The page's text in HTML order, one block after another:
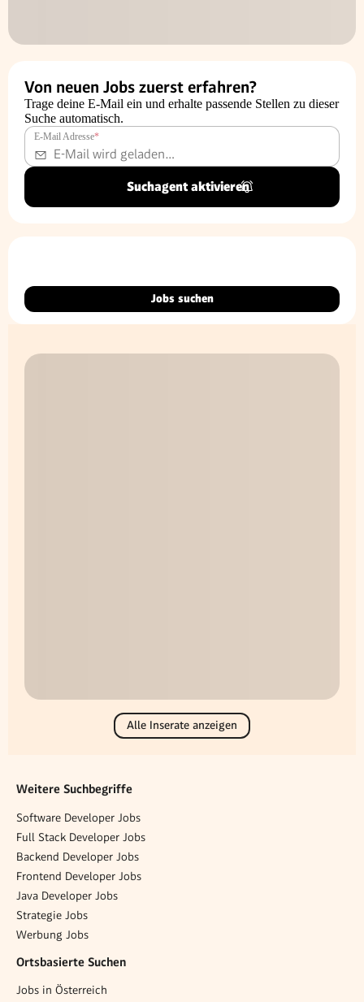
Von neuen Jobs zuerst erfahren?
Trage deine E-Mail ein und erhalte passende Stellen zu dieser
Suche automatisch.
E-Mail Adresse*
Suchagent aktivieren
Jobs suchen
Alle Inserate anzeigen
Weitere Suchbegriffe
Software Developer Jobs
Full Stack Developer Jobs
Backend Developer Jobs
Frontend Developer Jobs
Java Developer Jobs
Strategie Jobs
Werbung Jobs
Ortsbasierte Suchen
Jobs in Österreich